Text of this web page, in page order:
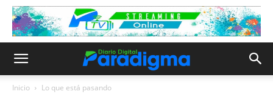
Inicio Lo que está pasando